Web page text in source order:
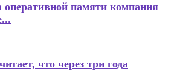
оперативной памяти компания
что через три года